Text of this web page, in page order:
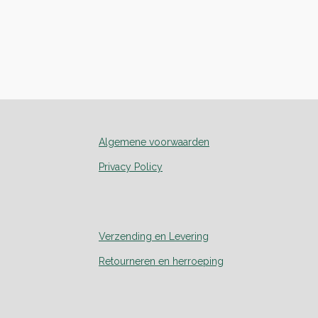
Algemene voorwaarden
Privacy Policy
Verzending en Levering
Retourneren en herroeping